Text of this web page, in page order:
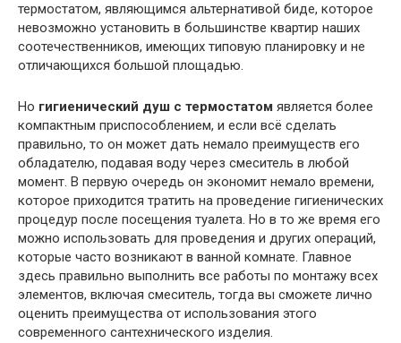
термостатом, являющимся альтернативой биде, которое
невозможно установить в большинстве квартир наших
соотечественников, имеющих типовую планировку и не
отличающихся большой площадью.
Но гигиенический душ с термостатом является более
компактным приспособлением, и если всё сделать
правильно, то он может дать немало преимуществ его
обладателю, подавая воду через смеситель в любой
момент. В первую очередь он экономит немало времени,
которое приходится тратить на проведение гигиенических
процедур после посещения туалета. Но в то же время его
можно использовать для проведения и других операций,
которые часто возникают в ванной комнате. Главное
здесь правильно выполнить все работы по монтажу всех
элементов, включая смеситель, тогда вы сможете лично
оценить преимущества от использования этого
современного сантехнического изделия.